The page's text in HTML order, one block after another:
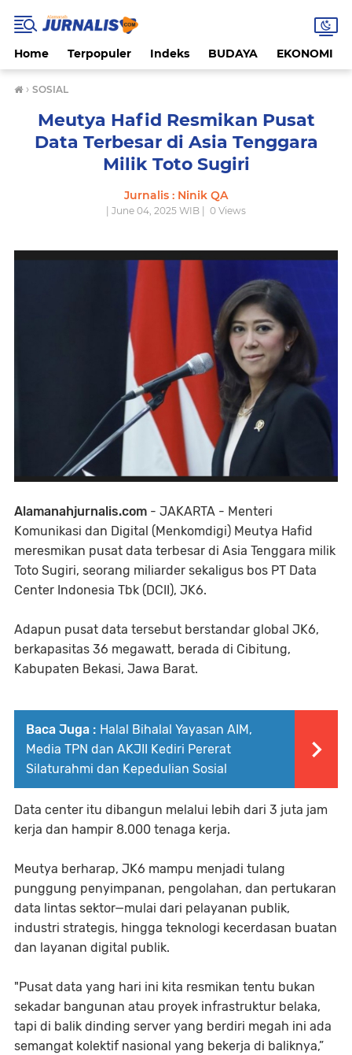
Home Terpopuler Indeks BUDAYA EKONOMI
› SOSIAL
Meutya Hafid Resmikan Pusat
Data Terbesar di Asia Tenggara
Milik Toto Sugiri
Jurnalis : Ninik QA
| June 04, 2025 WIB | 0 Views
Alamanahjurnalis.com - JAKARTA - Menteri
Komunikasi dan Digital (Menkomdigi) Meutya Hafid
meresmikan pusat data terbesar di Asia Tenggara milik
Toto Sugiri, seorang miliarder sekaligus bos PT Data
Center Indonesia Tbk (DCII), JK6.
Adapun pusat data tersebut berstandar global JK6,
berkapasitas 36 megawatt, berada di Cibitung,
Kabupaten Bekasi, Jawa Barat.
Baca Juga : Halal Bihalal Yayasan AIM,
Media TPN dan AKJII Kediri Pererat
Silaturahmi dan Kepedulian Sosial
Data center itu dibangun melalui lebih dari 3 juta jam
kerja dan hampir 8.000 tenaga kerja.
Meutya berharap, JK6 mampu menjadi tulang
punggung penyimpanan, pengolahan, dan pertukaran
data lintas sektor—mulai dari pelayanan publik,
industri strategis, hingga teknologi kecerdasan buatan
dan layanan digital publik.
"Pusat data yang hari ini kita resmikan tentu bukan
sekadar bangunan atau proyek infrastruktur belaka,
tapi di balik dinding server yang berdiri megah ini ada
semangat kolektif nasional yang bekerja di baliknya,”